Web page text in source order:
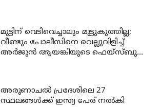
മുട്ടിന് വെടിവെച്ചാലും മുട്ടുകുത്തില്ല;
വീണ്ടും പോലീസിനെ വെല്ലുവിളിച്ച്
അര്‍ജുന്‍ ആയങ്കിയുടെ ഫെയ്‌സ്ബുക്ക്
അരുണാചല്‍ പ്രദേശിലെ 27
സ്ഥലങ്ങള്‍ക്ക് ഇന്ത്യ പേര് നല്‍കി